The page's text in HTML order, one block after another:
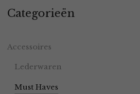
Categorieën
Accessoires
Lederwaren
Must Haves